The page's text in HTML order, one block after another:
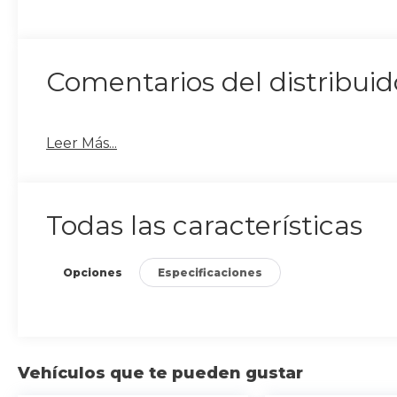
Comentarios del
Leer Más...
Todas las características
Opciones Especificaciones
Vehículos que te pueden gustar